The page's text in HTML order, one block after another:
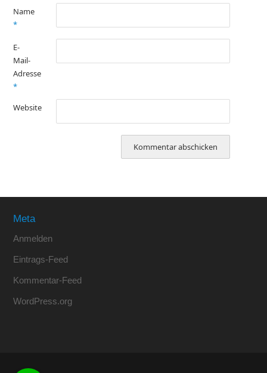
Name
*
E-
Mail-
Adresse
*
Website
Meta
Anmelden
Eintrags-Feed
Kommentar-Feed
WordPress.org